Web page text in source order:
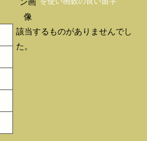
該当するものがありませんでし
た。